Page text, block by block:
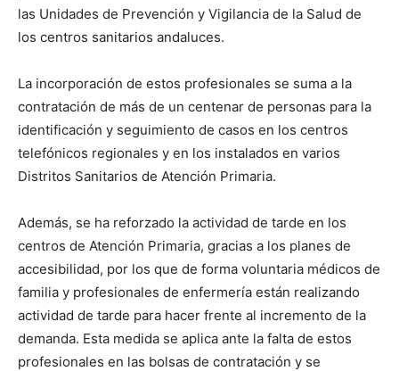
las Unidades de Prevención y Vigilancia de la Salud de
los centros sanitarios andaluces.
La incorporación de estos profesionales se suma a la
contratación de más de un centenar de personas para la
identificación y seguimiento de casos en los centros
telefónicos regionales y en los instalados en varios
Distritos Sanitarios de Atención Primaria.
Además, se ha reforzado la actividad de tarde en los
centros de Atención Primaria, gracias a los planes de
accesibilidad, por los que de forma voluntaria médicos de
familia y profesionales de enfermería están realizando
actividad de tarde para hacer frente al incremento de la
demanda. Esta medida se aplica ante la falta de estos
profesionales en las bolsas de contratación y se